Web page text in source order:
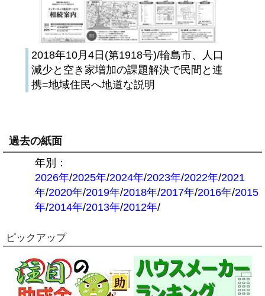
2018年10月4日(第1918号)/輪島市、人口
減少と空き家増加の課題解決で民間と連
携=地域住民へ地道な説明
過去の紙面
年別：
2026年/2025年/2024年/2023年/2022年/2021
年/2020年/2019年/2018年/2017年/2016年/2015
年/2014年/2013年/2012年/
ピックアップ